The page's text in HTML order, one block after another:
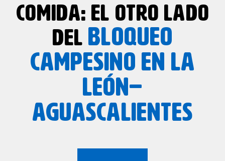
COMIDA: EL OTRO LADO
DEL BLOQUEO
CAMPESINO EN LA
LEÓN–
AGUASCALIENTES